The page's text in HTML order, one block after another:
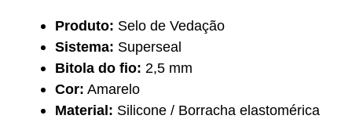
Produto: Selo de Vedação
Sistema: Superseal
Bitola do fio: 2,5 mm
Cor: Amarelo
Material: Silicone / Borracha elastomérica